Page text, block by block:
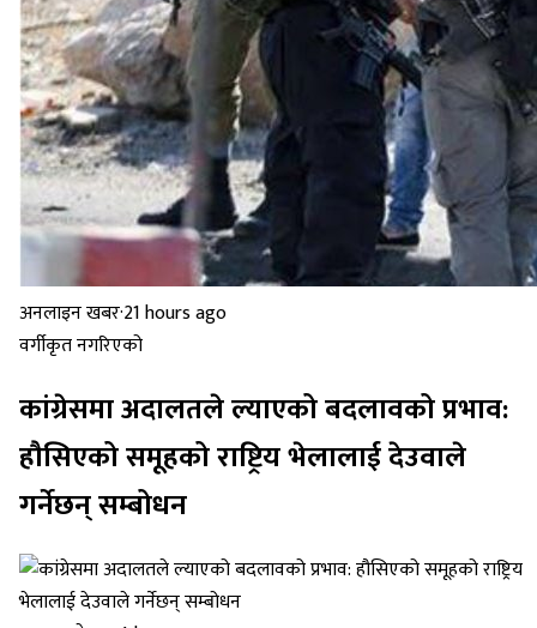
अनलाइन खबर·21 hours ago
वर्गीकृत नगरिएको
कांग्रेसमा अदालतले ल्याएको बदलावको प्रभाव:
हौसिएको समूहको राष्ट्रिय भेलालाई देउवाले
गर्नेछन् सम्बोधन